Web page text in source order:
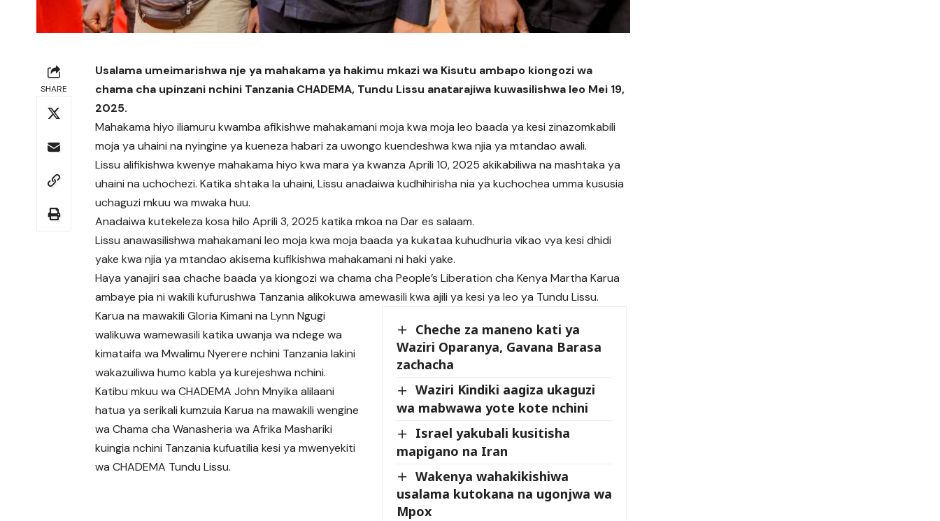
SHARE
Usalama umeimarishwa nje ya mahakama ya hakimu mkazi wa Kisutu ambapo kiongozi wa
chama cha upinzani nchini Tanzania CHADEMA, Tundu Lissu anatarajiwa kuwasilishwa leo Mei 19,
2025.
Mahakama hiyo iliamuru kwamba afikishwe mahakamani moja kwa moja leo baada ya kesi zinazomkabili
moja ya uhaini na nyingine ya kueneza habari za uwongo kuendeshwa kwa njia ya mtandao awali.
Lissu alifikishwa kwenye mahakama hiyo kwa mara ya kwanza Aprili 10, 2025 akikabiliwa na mashtaka ya
uhaini na uchochezi. Katika shtaka la uhaini, Lissu anadaiwa kudhihirisha nia ya kuchochea umma kususia
uchaguzi mkuu wa mwaka huu.
Anadaiwa kutekeleza kosa hilo Aprili 3, 2025 katika mkoa na Dar es salaam.
Lissu anawasilishwa mahakamani leo moja kwa moja baada ya kukataa kuhudhuria vikao vya kesi dhidi
yake kwa njia ya mtandao akisema kufikishwa mahakamani ni haki yake.
Haya yanajiri saa chache baada ya kiongozi wa chama cha People’s Liberation cha Kenya Martha Karua
ambaye pia ni wakili kufurushwa Tanzania alikokuwa amewasili kwa ajili ya kesi ya leo ya Tundu Lissu.
Cheche za maneno kati ya
Waziri Oparanya, Gavana Barasa
zachacha
Waziri Kindiki aagiza ukaguzi
wa mabwawa yote kote nchini
Israel yakubali kusitisha
mapigano na Iran
Wakenya wahakikishiwa
usalama kutokana na ugonjwa wa
Mpox
Karua na mawakili Gloria Kimani na Lynn Ngugi
walikuwa wamewasili katika uwanja wa ndege wa
kimataifa wa Mwalimu Nyerere nchini Tanzania lakini
wakazuiliwa humo kabla ya kurejeshwa nchini.
Katibu mkuu wa CHADEMA John Mnyika alilaani
hatua ya serikali kumzuia Karua na mawakili wengine
wa Chama cha Wanasheria wa Afrika Mashariki
kuingia nchini Tanzania kufuatilia kesi ya mwenyekiti
wa CHADEMA Tundu Lissu.